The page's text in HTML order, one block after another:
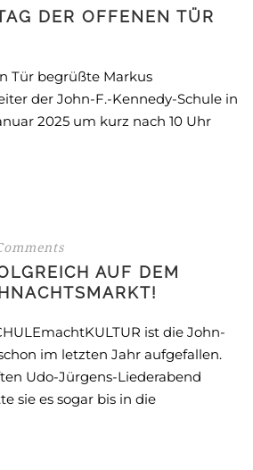
DER OFFENEN TÜR
Tür begrüßte Markus
der John-F.-Kennedy-Schule in
2025 um kurz nach 10 Uhr
AUF DEM
ist die John-
im letzten Jahr aufgefallen.
Udo-Jürgens-Liederabend
sie es sogar bis in die